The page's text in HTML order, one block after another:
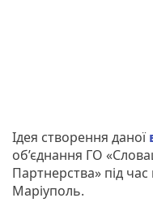
Ідея створення даної
об’єднання ГО
Партнерства» під час
Маріуполь.